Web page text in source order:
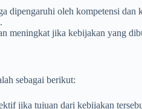
dipengaruhi oleh kompetensi dan
meningkat jika kebijakan yang
sebagai berikut:
jika tujuan dari kebijakan